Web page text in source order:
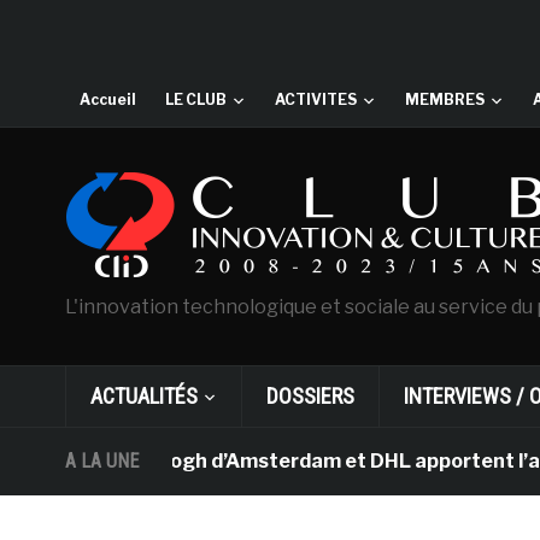
Accueil LE CLUB ACTIVITES MEMBRES
L'innovation technologique et sociale au service
ACTUALITÉS DOSSIERS INTERVIEWS /
A LA UNE
musée Van Gogh d’Amsterdam et DHL apportent